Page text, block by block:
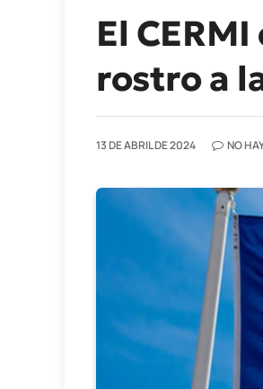
El
rostro a
13 DE ABRIL DE 2024 NO